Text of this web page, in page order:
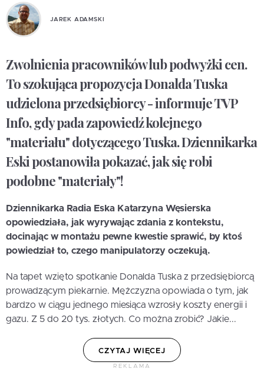
JAREK ADAMSKI
Zwolnienia pracowników lub podwyżki cen.
To szokująca propozycja Donalda Tuska
udzielona przedsiębiorcy - informuje TVP
Info, gdy pada zapowiedź kolejnego
"materiału" dotyczącego Tuska. Dziennikarka
Eski postanowiła pokazać, jak się robi
podobne "materiały"!
Dziennikarka Radia Eska Katarzyna Węsierska
opowiedziała, jak wyrywając zdania z kontekstu,
docinając w montażu pewne kwestie sprawić, by ktoś
powiedział to, czego manipulatorzy oczekują.
Na tapet wzięto spotkanie Donalda Tuska z przedsiębiorcą
prowadzącym piekarnie. Mężczyzna opowiada o tym, jak
bardzo w ciągu jednego miesiąca wzrosły koszty energii i
gazu. Z 5 do 20 tys. złotych. Co można zrobić? Jakie...
CZYTAJ WIĘCEJ
REKLAMA